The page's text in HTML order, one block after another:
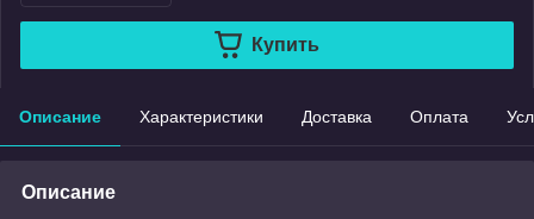
Купить
Описание Характеристики Доставка Оплата
Описание